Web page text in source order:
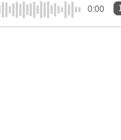
0:00